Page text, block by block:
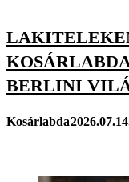
BERLINI
Kosárlabda